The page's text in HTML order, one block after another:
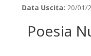
Data Uscita: 20/01/
Poesia